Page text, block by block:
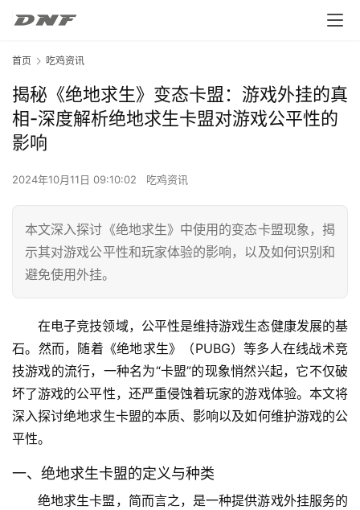
首页 吃鸡资讯
揭秘《绝地求生》变态卡盟：游戏外挂的真
相-深度解析绝地求生卡盟对游戏公平性的
影响
2024年10月11日 09:10:02 吃鸡资讯
本文深入探讨《绝地求生》中使用的变态卡盟现象，揭
示其对游戏公平性和玩家体验的影响，以及如何识别和
避免使用外挂。
在电子竞技领域，公平性是维持游戏生态健康发展的基
石。然而，随着《绝地求生》（PUBG）等多人在线战术竞
技游戏的流行，一种名为“卡盟”的现象悄然兴起，它不仅破
坏了游戏的公平性，还严重侵蚀着玩家的游戏体验。本文将
深入探讨绝地求生卡盟的本质、影响以及如何维护游戏的公
平性。
一、绝地求生卡盟的定义与种类
绝地求生卡盟，简而言之，是一种提供游戏外挂服务的